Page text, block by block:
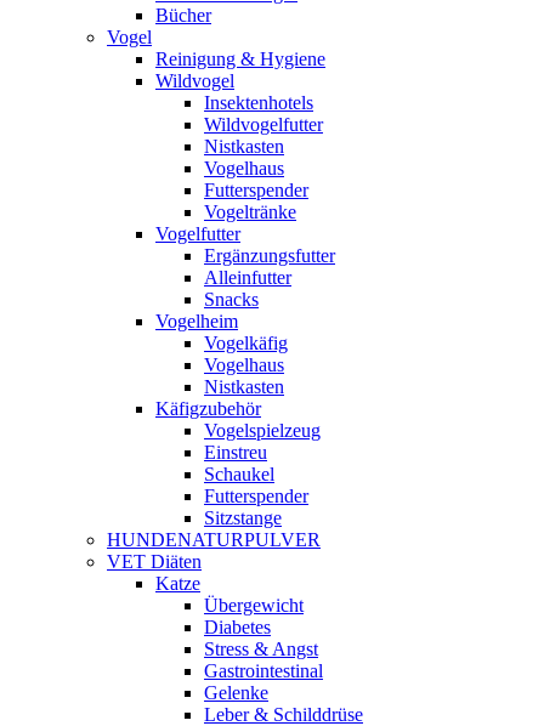
Bücher
Vogel
Reinigung & Hygiene
Wildvogel
Insektenhotels
Wildvogelfutter
Nistkasten
Vogelhaus
Futterspender
Vogeltränke
Vogelfutter
Ergänzungsfutter
Alleinfutter
Snacks
Vogelheim
Vogelkäfig
Vogelhaus
Nistkasten
Käfigzubehör
Vogelspielzeug
Einstreu
Schaukel
Futterspender
Sitzstange
HUNDENATURPULVER
VET Diäten
Katze
Übergewicht
Diabetes
Stress & Angst
Gastrointestinal
Gelenke
Leber & Schilddrüse